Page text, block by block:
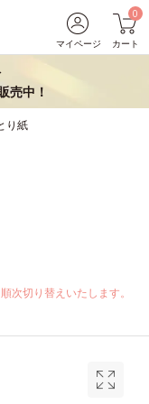
マイページ
0
カート
売中！
り紙
次切り替えいたします。